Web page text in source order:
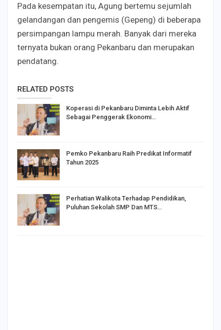
Pada kesempatan itu, Agung bertemu sejumlah
gelandangan dan pengemis (Gepeng) di beberapa
persimpangan lampu merah. Banyak dari mereka
ternyata bukan orang Pekanbaru dan merupakan
pendatang.
RELATED POSTS
Koperasi di Pekanbaru Diminta Lebih Aktif
Sebagai Penggerak Ekonomi…
Pemko Pekanbaru Raih Predikat Informatif
Tahun 2025
Perhatian Walikota Terhadap Pendidikan,
Puluhan Sekolah SMP Dan MTS…